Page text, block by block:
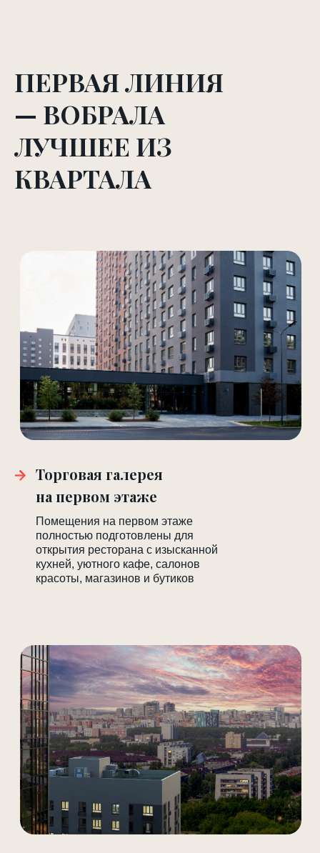
ПЕРВАЯ ЛИНИЯ
— ВОБРАЛА
ЛУЧШЕЕ ИЗ
КВАРТАЛА
Торговая галерея
на первом этаже
Помещения на первом этаже
полностью подготовлены для
открытия ресторана с изысканной
кухней, уютного кафе, салонов
красоты, магазинов и бутиков